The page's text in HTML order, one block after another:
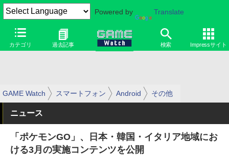
Powered by Translate
カテゴリ 過去記事 検索 Impressサイト
GAME Watch スマートフォン Android その他
ニュース
「ポケモンGO」、日本・韓国・イタリア地域にお
ける3月の実施コンテンツを公開